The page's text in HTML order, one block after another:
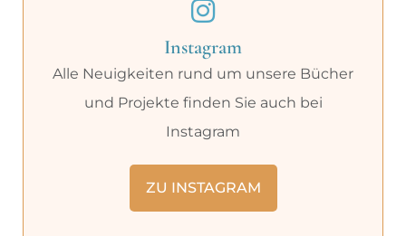
Instagram
Alle Neuigkeiten rund um unsere Bücher
und Projekte finden Sie auch bei
Instagram
ZU INSTAGRAM